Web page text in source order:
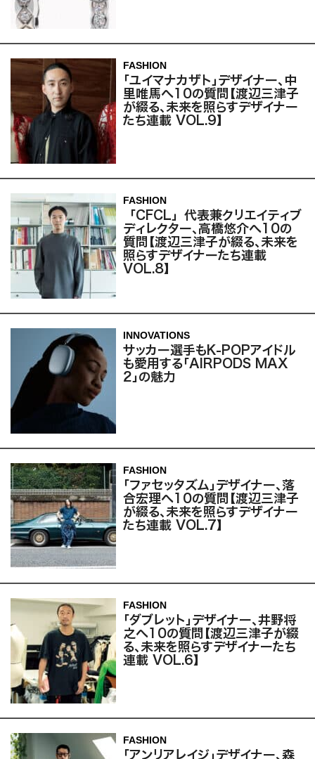
FASHION
「ユイマナカザト」デザイナー、中
里唯馬へ10の質問【渡辺三津子
が綴る、未来を照らすデザイナー
たち連載 VOL.9】
FASHION
「CFCL」代表兼クリエイティブ
ディレクター、高橋悠介へ10の
質問【渡辺三津子が綴る、未来を
照らすデザイナーたち連載
VOL.8】
INNOVATIONS
サッカー選手もK-POPアイドル
も愛用する「AIRPODS MAX
2」の魅力
FASHION
「ファセッタズム」デザイナー、落
合宏理へ10の質問【渡辺三津子
が綴る、未来を照らすデザイナー
たち連載 VOL.7】
FASHION
「ダブレット」デザイナー、井野将
之へ10の質問【渡辺三津子が綴
る、未来を照らすデザイナーたち
連載 VOL.6】
FASHION
「アンリアレイジ」デザイナー、森